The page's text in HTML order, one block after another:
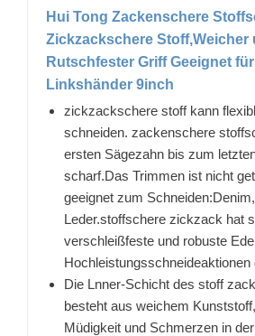
Hui Tong Zackenschere
Zickzackschere Stoff,Weicher
Rutschfester Griff Geeignet
Linkshänder 9inch
zickzackschere stoff kann
schneiden. zackenschere
ersten Sägezahn bis zum
scharf.Das Trimmen ist nicht
geeignet zum Schneiden:Denim,
Leder.stoffschere zickzack hat
verschleißfeste und robuste
Hochleistungsschneideaktionen
Die Lnner-Schicht des stoff
besteht aus weichem
Müdigkeit und Schmerzen in